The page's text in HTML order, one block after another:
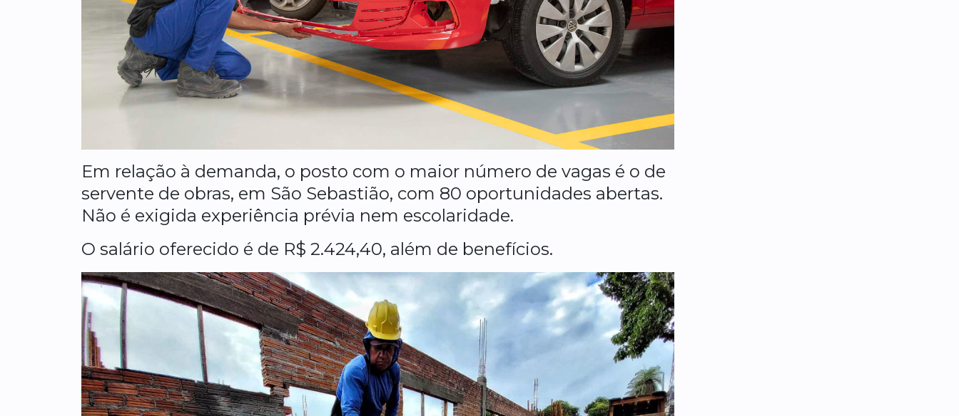
Em relação à demanda, o posto com o maior número de vagas é o de
servente de obras, em São Sebastião, com 80 oportunidades abertas.
Não é exigida experiência prévia nem escolaridade.
O salário oferecido é de R$ 2.424,40, além de benefícios.